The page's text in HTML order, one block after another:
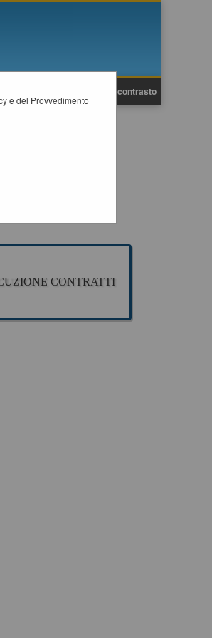
Alto contrasto
e del Provvedimento
e Forniture, per la
CONTRATTI